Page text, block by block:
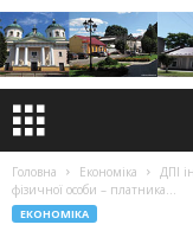
Головна Економіка
ДПІ
фізичної особи – платника...
ЕКОНОМІКА